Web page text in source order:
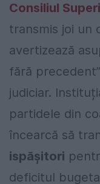
Consiliul
transmis joi un
avertizează
fără
judiciar.
partidele din
încearcă să
ispășitori
deficitul